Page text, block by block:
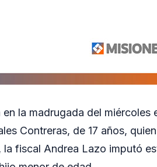
la madrugada del miércoles
Contreras, de 17 años,
fiscal Andrea Lazo imputó